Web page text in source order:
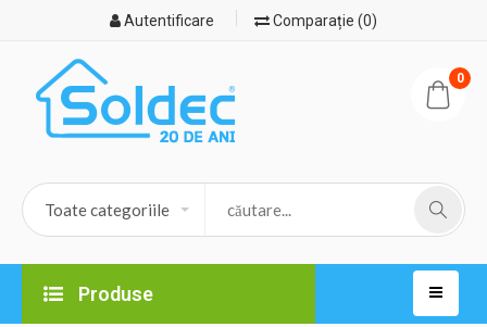
Autentificare Comparație (0)
0
Produse